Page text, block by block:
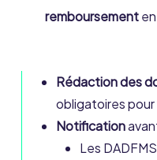
remboursementen
Rédaction des
obligatoires
Notification
Les